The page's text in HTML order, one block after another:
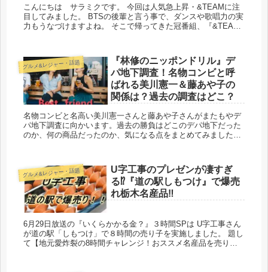
こんにちは サラミクです。 今回は人気急上昇・&TEAMに注
目してみました。 BTSの後輩と言う事で、ダンスや歌唱力の実
力もうなづけますよね。 そこで帰ってきた冠番組、『&TEAM
グルメ&レジャー・話題
『林修のニッポンドリル』デ
パ地下調査！名物コンビと呼
ばれる美川憲一＆藤あや子の
関係は？過去の調査はどこ？
名物コンビと名高い美川憲一さんと藤あや子さんがまたもやデ
パ地下調査に向かいます。過去の勝負はどこのデパ地下だった
のか、何の商品だったのか、気になる点をまとめてみました。
グルメ&レジャー・話題
U字工事のプレゼンが凄すぎ
る⁉『道の駅しもつけ』で爆売
れ栃木名産品‼
6月29日放送の『いくらかかる金？』３時間SPは U字工事さん
が道の駅「しもつけ」で８時間の売り子を実施しました。 題し
て【地元愛炸裂の8時間チャレンジ！おススメ名産品を売りま